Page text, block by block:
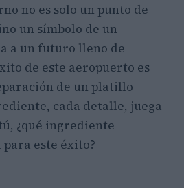
no es solo un punto de
un símbolo de un
a un futuro lleno de
de este aeropuerto es
de un platillo
cada detalle, juega
¿qué ingrediente
este éxito?